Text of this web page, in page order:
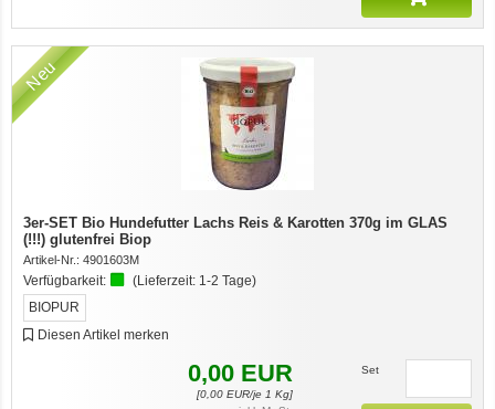
Neu
3er-SET Bio Hundefutter Lachs Reis & Karotten 370g im GLAS
(!!!) glutenfrei Biop
Artikel-Nr.: 4901603M
Verfügbarkeit: (Lieferzeit: 1-2 Tage)
BIOPUR
Diesen Artikel merken
0,00 EUR
[0,00EUR/je 1 Kg]
Set